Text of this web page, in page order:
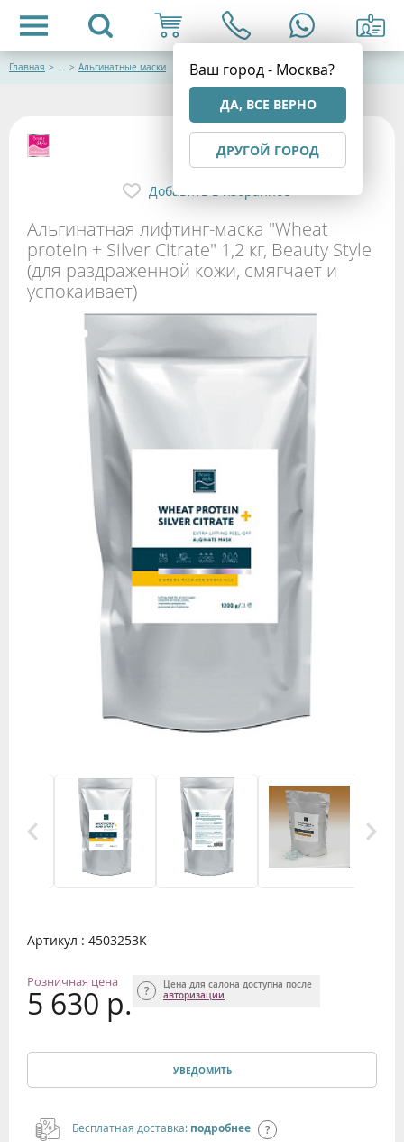
Ваш город - Москва?
ДА, ВСЕ ВЕРНО
ДРУГОЙ ГОРОД
Главная > ... > Альгинатные маски
Альгинатная лифтинг-маска "Wheat
protein + Silver Citrate" 1,2 кг, Beauty Stylе
(для раздраженной кожи, смягчает и
успокаивает)
Добавить в избранное
Артикул : 4503253K
Розничная цена
5 630 р.
Цена для салона доступна после
авторизации
УВЕДОМИТЬ
Бесплатная доставка: подробнее